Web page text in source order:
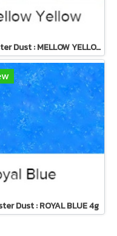
Luster Dust : MELLOW YELLOW 4g
Dust : ROYAL BLUE 4g